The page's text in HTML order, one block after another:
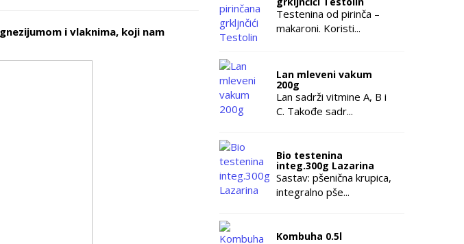
i vlaknima, koji nam
Testenina od pirinča –
makaroni. Koristi...
Lan mleveni vakum
200g
Lan sadrži vitmine A, B i
C. Takođe sadr...
Bio testenina
integ.300g Lazarina
Sastav: pšenična krupica,
integralno pše...
Kombuha 0.5l